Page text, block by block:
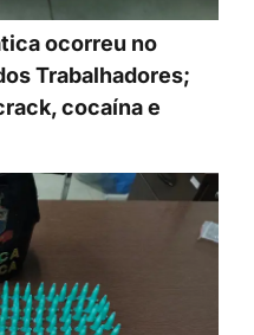
ocorreu no
Trabalhadores;
cocaína e